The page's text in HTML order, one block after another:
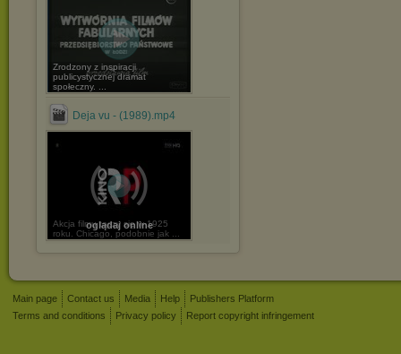
Zrodzony z inspiracji
publicystycznej dramat
społeczny. ...
Deja vu - (1989).mp4
oglądaj online
Akcja filmu toczy się w 1925
roku. Chicago, podobnie jak ...
Main page Contact us Media Help
Publishers Platform
Terms and conditions
Privacy policy Report copyright infringement